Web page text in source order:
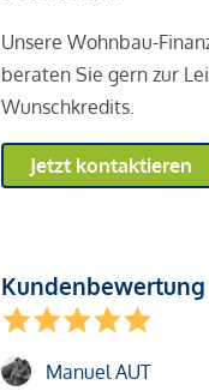
Unsere Wohnbau-
beraten Sie gern zur
Wunschkredits.
Jetzt kontaktieren
Kundenbewertung
Manuel AUT